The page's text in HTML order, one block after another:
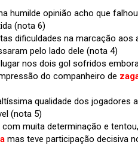
humilde opinião acho que
(nota 6)
dificuldades na marcação
pelo lado dele (nota 4)
nos dois gol sofridos
do companheiro de
qualidade dos jogadores
(nota 5)
com muita determinação e
mas teve participação decisiva